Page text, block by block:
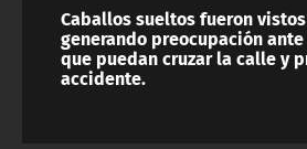
Caballos sueltos fueron
generando preocupación
que puedan cruzar la calle y
accidente.